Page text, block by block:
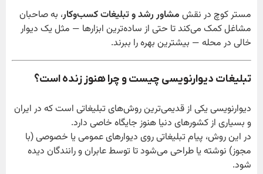
مستر کوچ در نقش مشاور رشد و تبلیغات کسب‌وکار، به صاحبان
مشاغل کمک می‌کند تا حتی از ساده‌ترین ابزارها — مثل یک دیوار
خالی در محله — بیشترین بهره را ببرند.
تبلیغات دیوارنویسی چیست و چرا هنوز زنده است؟
دیوارنویسی یکی از قدیمی‌ترین روش‌های تبلیغاتی است که در ایران
و بسیاری از کشورهای دنیا هنوز جایگاه خاصی دارد.
در این روش، پیام تبلیغاتی روی دیوارهای عمومی یا خصوصی (با
مجوز) نوشته یا طراحی می‌شود تا توسط عابران و رانندگان دیده
شود.